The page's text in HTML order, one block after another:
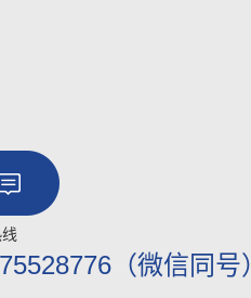
（微信同号